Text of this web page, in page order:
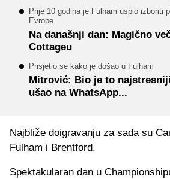
Prije 10 godina je Fulham uspio izboriti
Evrope
Na današnji dan: Magično
Cottageu
Prisjetio se kako je došao u Fulham
Mitrović: Bio je to
ušao na WhatsApp...
Najbliže doigravanju za sada su
Fulham i Brentford.
Spektakularan dan u